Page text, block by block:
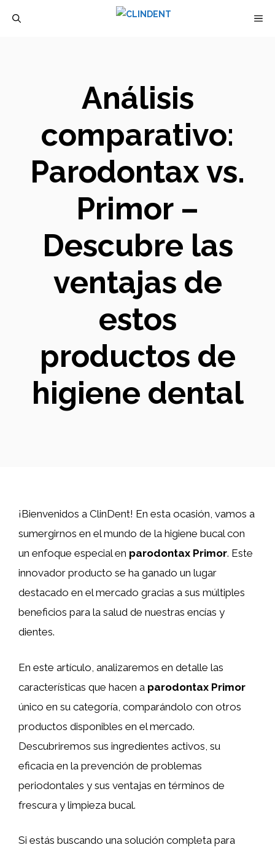
Análisis
comparativo:
Parodontax vs.
Primor –
Descubre las
ventajas de
estos
productos de
higiene dental
¡Bienvenidos a ClinDent! En esta ocasión, vamos a
sumergirnos en el mundo de la higiene bucal con
un enfoque especial en parodontax Primor. Este
innovador producto se ha ganado un lugar
destacado en el mercado gracias a sus múltiples
beneficios para la salud de nuestras encías y
dientes.
En este artículo, analizaremos en detalle las
características que hacen a parodontax Primor
único en su categoría, comparándolo con otros
productos disponibles en el mercado.
Descubriremos sus ingredientes activos, su
eficacia en la prevención de problemas
periodontales y sus ventajas en términos de
frescura y limpieza bucal.
Si estás buscando una solución completa para